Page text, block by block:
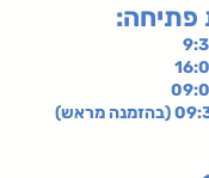
פתיחה